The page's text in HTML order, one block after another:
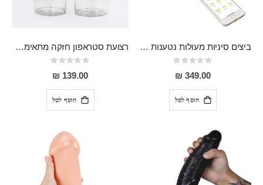
ביצים סיניות מעולות נטענות מסיליקון רפואי, עם אפליקציה להנאה מירבית!
Rating:
0%
349.00 ₪
הוסף לסל
רצועת סטראפון חזקה מתאימה למגוון דילדואים עם בסיס ואקום
Rating:
0%
139.00 ₪
הוסף לסל